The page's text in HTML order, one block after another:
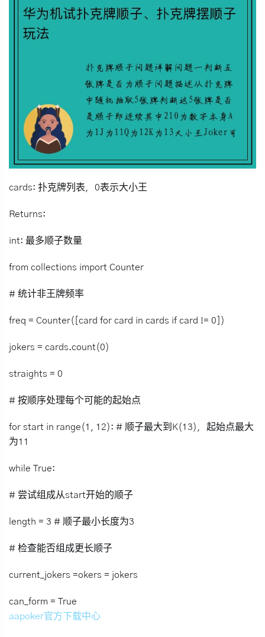
cards: 扑克牌列表，0表示大小王
Returns:
int: 最多顺子数量
from collections import Counter
# 统计非王牌频率
freq = Counter([card for card in cards if card != 0])
jokers = cards.count(0)
straights = 0
# 按顺序处理每个可能的起始点
for start in range(1, 12): # 顺子最大到K(13)，起始点最大
为11
while True:
# 尝试组成从start开始的顺子
length = 3 # 顺子最小长度为3
# 检查能否组成更长顺子
current_jokers =okers = jokers
can_form = True
aapoker官方下载中心